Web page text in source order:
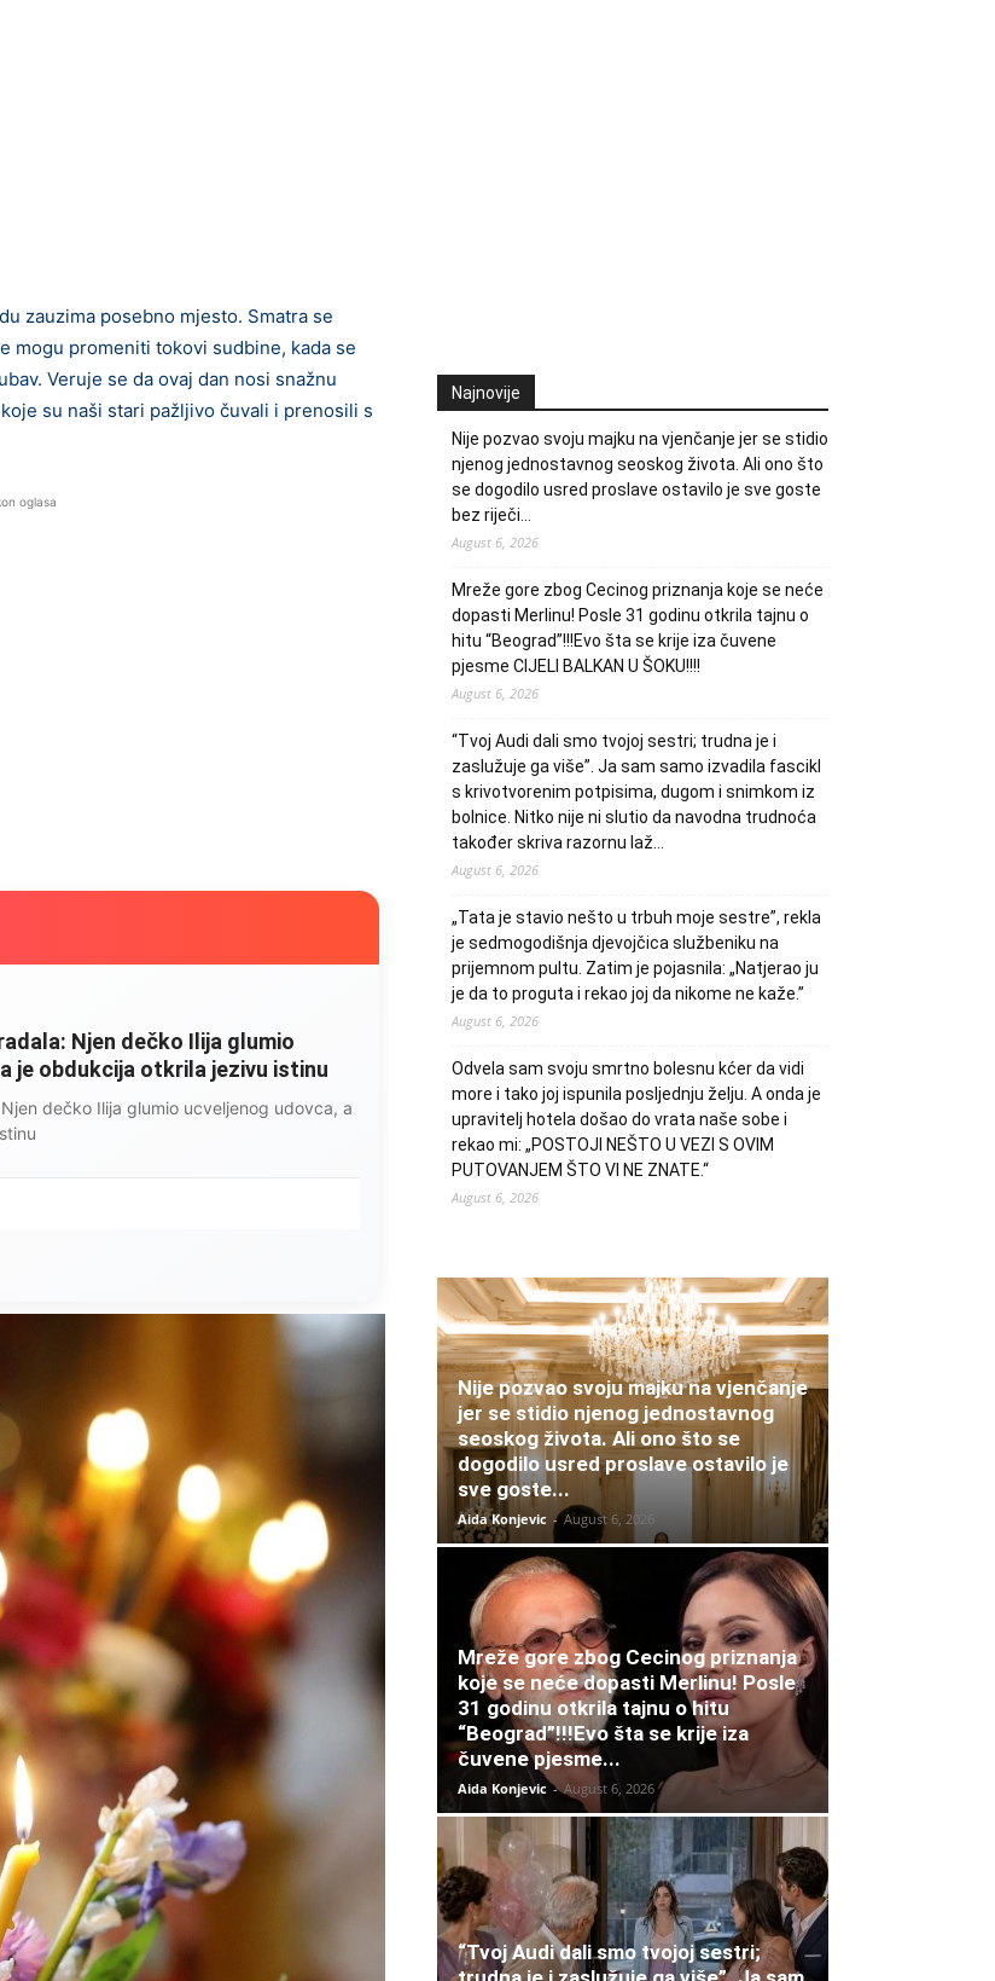
zauzima posebno mjesto. Smatra se
mogu promeniti tokovi sudbine, kada se
Veruje se da ovaj dan nosi snažnu
su naši stari pažljivo čuvali i prenosili s
oglasa
Njen dečko Ilija glumio
je obdukcija otkrila jezivu istinu
dečko Ilija glumio ucveljenog udovca, a
Najnovije
Nije pozvao svoju majku na vjenčanje jer se stidio
njenog jednostavnog seoskog života. Ali ono što
se dogodilo usred proslave ostavilo je sve goste
bez riječi…
August 6, 2026
Mreže gore zbog Cecinog priznanja koje se neće
dopasti Merlinu! Posle 31 godinu otkrila tajnu o
hitu “Beograd”!!!Evo šta se krije iza čuvene
pjesme CIJELI BALKAN U ŠOKU!!!!
August 6, 2026
“Tvoj Audi dali smo tvojoj sestri; trudna je i
zaslužuje ga više”. Ja sam samo izvadila fascikl
s krivotvorenim potpisima, dugom i snimkom iz
bolnice. Nitko nije ni slutio da navodna trudnoća
također skriva razornu laž…
August 6, 2026
„Tata je stavio nešto u trbuh moje sestre”, rekla
je sedmogodišnja djevojčica službeniku na
prijemnom pultu. Zatim je pojasnila: „Natjerao ju
je da to proguta i rekao joj da nikome ne kaže.”
August 6, 2026
Odvela sam svoju smrtno bolesnu kćer da vidi
more i tako joj ispunila posljednju želju. A onda je
upravitelj hotela došao do vrata naše sobe i
rekao mi: „POSTOJI NEŠTO U VEZI S OVIM
PUTOVANJEM ŠTO VI NE ZNATE.“
August 6, 2026
Nije pozvao svoju majku na vjenčanje
jer se stidio njenog jednostavnog
seoskog života. Ali ono što se
dogodilo usred proslave ostavilo je
sve goste...
Aida Konjevic - August 6, 2026
Mreže gore zbog Cecinog priznanja
koje se neće dopasti Merlinu! Posle
31 godinu otkrila tajnu o hitu
“Beograd”!!!Evo šta se krije iza
čuvene pjesme...
Aida Konjevic - August 6, 2026
“Tvoj Audi dali smo tvojoj sestri;